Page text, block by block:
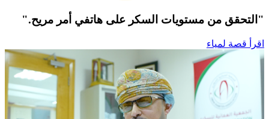
"التحقق من مستويات السكر على هاتفي أمر مريح."
اقرأ قصة لمياء